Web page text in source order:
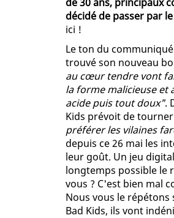
décidé de passer par
ici !
Le ton du
trouvé son nouveau
au cœur tendre vont
la forme malicieuse et
acide puis tout doux".
Kids prévoit de
préférer les vilaines
depuis ce 26 mai les
leur goût. Un jeu
longtemps possible le
vous ? C'est bien mal
Nous vous le répétons
Bad Kids, ils vont